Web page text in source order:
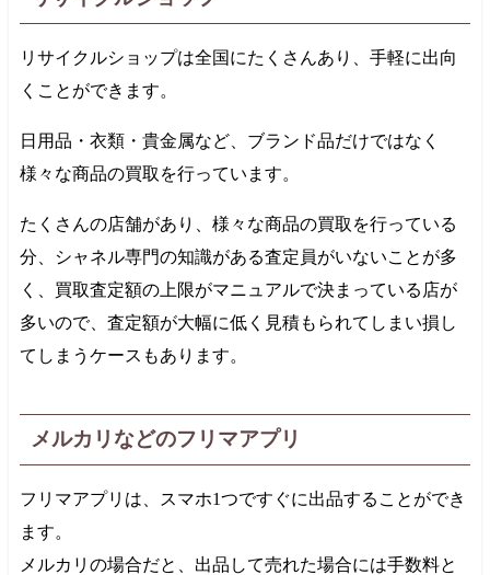
リサイクルショップは全国にたくさんあり、手軽に出向
くことができます。
日用品・衣類・貴金属など、ブランド品だけではなく
様々な商品の買取を行っています。
たくさんの店舗があり、様々な商品の買取を行っている
分、シャネル専門の知識がある査定員がいないことが多
く、買取査定額の上限がマニュアルで決まっている店が
多いので、査定額が大幅に低く見積もられてしまい損し
てしまうケースもあります。
メルカリなどのフリマアプリ
フリマアプリは、スマホ1つですぐに出品することができ
ます。
メルカリの場合だと、出品して売れた場合には手数料と